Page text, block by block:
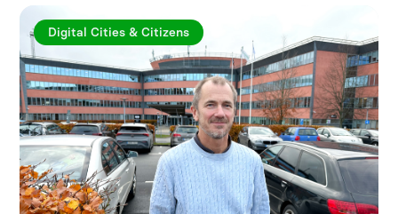
Digital Cities & Citizens